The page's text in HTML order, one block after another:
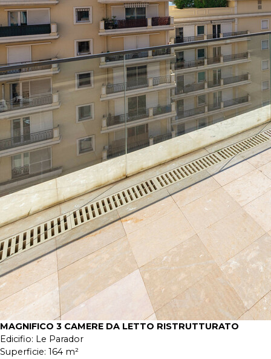
MAGNIFICO 3 CAMERE DA LETTO RISTRUTTURATO
Edicifio: Le Parador
Superficie: 164 m²